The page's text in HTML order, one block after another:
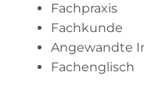
Fachpraxis
Fachkunde
Angewandte
Fachenglisch